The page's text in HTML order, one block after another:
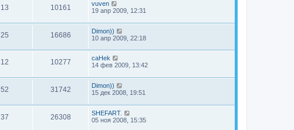
13 10161
vuven
19 апр 2009, 12:31
25 16686
Dimon))
10 апр 2009, 22:18
12 10277
caHek
14 фев 2009, 13:42
52 31742
Dimon))
15 дек 2008, 19:51
37 26308
SHEFART.
05 ноя 2008, 15:35